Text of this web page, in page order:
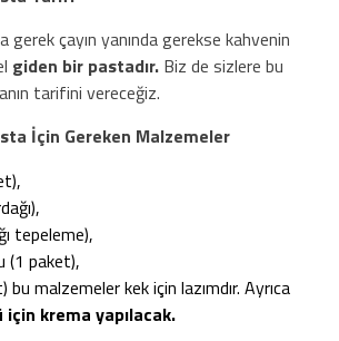
çayın yanında gerekse kahvenin
giden bir pastadır. Biz de sizlere bu
tarifini vereceğiz.
İçin Gereken Malzemeler
tepeleme),
(1 paket),
bu malzemeler kek için lazımdır. Ayrıca
için krema yapılacak.